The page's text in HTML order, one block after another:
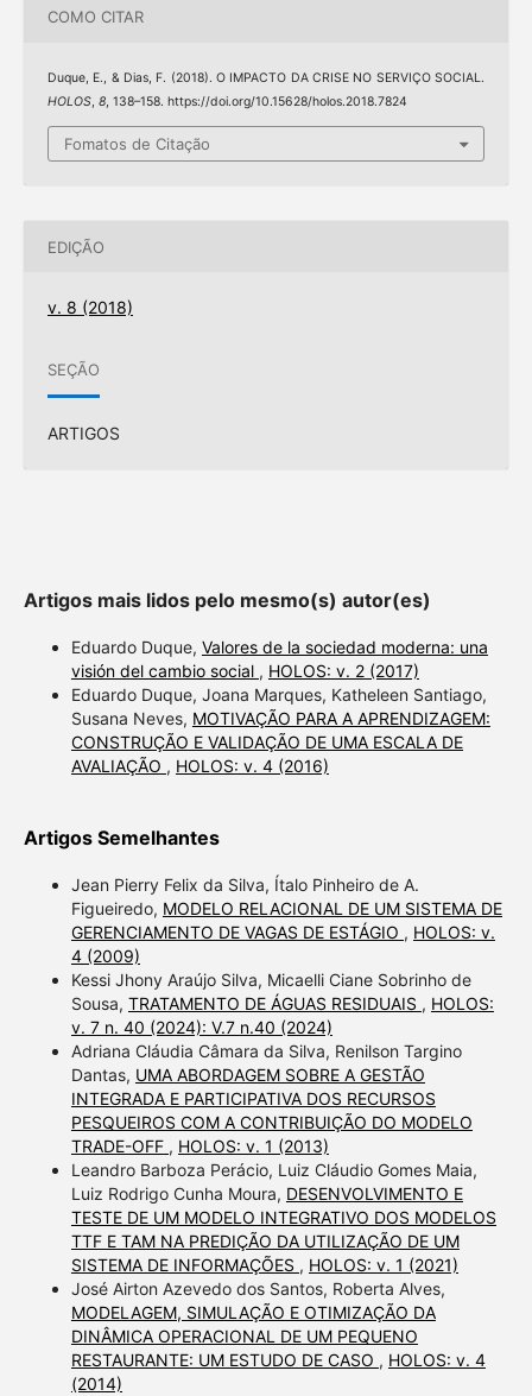
COMO CITAR
Duque, E., & Dias, F. (2018). O IMPACTO DA CRISE NO SERVIÇO SOCIAL.
HOLOS, 8, 138–158. https://doi.org/10.15628/holos.2018.7824
Fomatos de Citação
EDIÇÃO
v. 8 (2018)
SEÇÃO
ARTIGOS
Artigos mais lidos pelo mesmo(s) autor(es)
Eduardo Duque, Valores de la sociedad moderna: una
visión del cambio social , HOLOS: v. 2 (2017)
Eduardo Duque, Joana Marques, Katheleen Santiago,
Susana Neves, MOTIVAÇÃO PARA A APRENDIZAGEM:
CONSTRUÇÃO E VALIDAÇÃO DE UMA ESCALA DE
AVALIAÇÃO , HOLOS: v. 4 (2016)
Artigos Semelhantes
Jean Pierry Felix da Silva, Ítalo Pinheiro de A.
Figueiredo, MODELO RELACIONAL DE UM SISTEMA DE
GERENCIAMENTO DE VAGAS DE ESTÁGIO , HOLOS: v.
4 (2009)
Kessi Jhony Araújo Silva, Micaelli Ciane Sobrinho de
Sousa, TRATAMENTO DE ÁGUAS RESIDUAIS , HOLOS:
v. 7 n. 40 (2024): V.7 n.40 (2024)
Adriana Cláudia Câmara da Silva, Renilson Targino
Dantas, UMA ABORDAGEM SOBRE A GESTÃO
INTEGRADA E PARTICIPATIVA DOS RECURSOS
PESQUEIROS COM A CONTRIBUIÇÃO DO MODELO
TRADE-OFF , HOLOS: v. 1 (2013)
Leandro Barboza Perácio, Luiz Cláudio Gomes Maia,
Luiz Rodrigo Cunha Moura, DESENVOLVIMENTO E
TESTE DE UM MODELO INTEGRATIVO DOS MODELOS
TTF E TAM NA PREDIÇÃO DA UTILIZAÇÃO DE UM
SISTEMA DE INFORMAÇÕES , HOLOS: v. 1 (2021)
José Airton Azevedo dos Santos, Roberta Alves,
MODELAGEM, SIMULAÇÃO E OTIMIZAÇÃO DA
DINÂMICA OPERACIONAL DE UM PEQUENO
RESTAURANTE: UM ESTUDO DE CASO , HOLOS: v. 4
(2014)